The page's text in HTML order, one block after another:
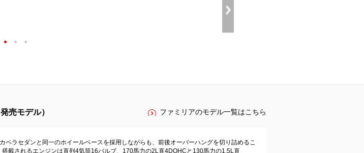
売モデル） ファミリアのモデル一覧はこちら
ラセダンと同一のホイールベースを採用しながらも、前後オーバーハングを切り詰めるこ
載されるエンジンは直列4気筒16バルブ、170馬力の2L直4DOHCと130馬力の1.5L直